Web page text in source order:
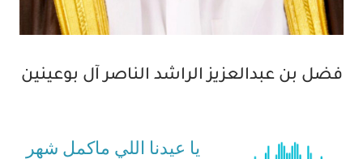
فضل بن عبدالعزيز الراشد الناصر آل بوعينين
يا عيدنا اللي ماكمل شهر